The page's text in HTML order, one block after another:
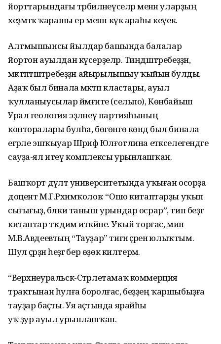
йорттарындағы тәрбиәләнеүселәр менән уларҙың
хеҙмәткә ҡарашы ер менән күк араһы кеүек.
Алтмышынсы йылдар башында балалар
йортон ауылдан күсерҙеләр. Тиңдәштәребеҙҙән,
мәктәптәштәребеҙҙән айырылышыу ҡыйын булды.
Аҙаҡ был бинала мәктәп кластары, ауыл
ҡулланыусылар йәмғиәте (сельпо), Көнбайыш
Урал геология эҙләнеү партияһының
конторалары булһа, бөгөнгө көндә был бинала
егәрле эшҡыуар Шәрифә Юлғотлина етәкселегендәге
сауҙа-ял итеү комплексы урынлашҡан.
Башҡорт дәүләт университетында уҡыған осорҙа
доцент М.Г.Рәхимҡолов: “Ошо китаптарҙы уҡып
сығығыҙ, бәлки таныш урындар осрар”, тип беҙгә
китаптар тәҡдим иткәйне. Уҡый торғас, мин
М.В.Авдеевтың “Тауҙар” тигән әҫәренә юлыҡтым.
Шул әҫәрҙән һеҙгә бер өҙөк килтерәм.
“Верхнеуральск-Стәрлетамаҡ коммерция
трактынан һулға боролғас, беҙҙең ҡаршыбыҙға
тауҙар баҫты. Уя аҫтында ярайһы
уҡ ҙур ауыл урынлашҡан.